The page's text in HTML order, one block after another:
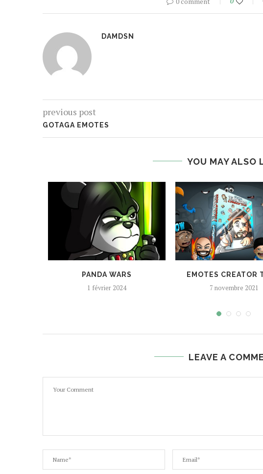
DAMDSN
previous post
GOTAGA EMOTES
YOU MAY ALSO
PANDA WARS
1 février 2024
EMOTES CREATOR
7 novembre 2021
LEAVE A